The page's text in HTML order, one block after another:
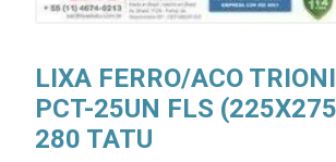
LIXA FERRO/ACO
PCT-25UN FLS
280 TATU